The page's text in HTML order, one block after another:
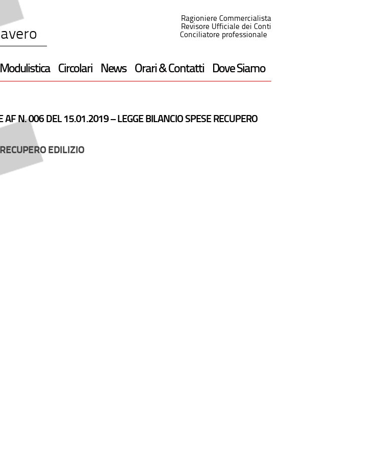
Ragioniere Commercialista
Revisore Ufficiale dei Conti
Conciliatore professionale
Modulistica Circolari News Orari & Contatti Dove Siamo
AF N. 006 DEL 15.01.2019 – LEGGE BILANCIO SPESE RECUPERO
EDILIZIO